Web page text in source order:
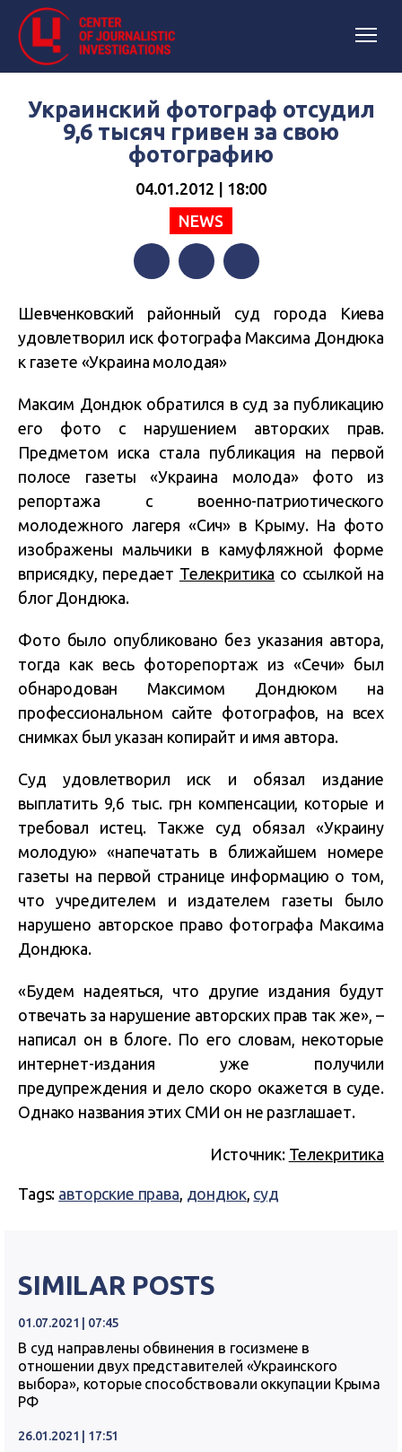
Украинский фотограф отсудил
9,6 тысяч гривен за свою
фотографию
04.01.2012 | 18:00
NEWS
Шевченковский районный суд города Киева
удовлетворил иск фотографа Максима Дондюка
к газете «Украина молодая»
Максим Дондюк обратился в суд за публикацию
его фото с нарушением авторских прав.
Предметом иска стала публикация на первой
полосе газеты «Украина молода» фото из
репортажа с военно-патриотического
молодежного лагеря «Сич» в Крыму. На фото
изображены мальчики в камуфляжной форме
вприсядку, передает Телекритика со ссылкой на
блог Дондюка.
Фото было опубликовано без указания автора,
тогда как весь фоторепортаж из «Сечи» был
обнародован Максимом Дондюком на
профессиональном сайте фотографов, на всех
снимках был указан копирайт и имя автора.
Суд удовлетворил иск и обязал издание
выплатить 9,6 тыс. грн компенсации, которые и
требовал истец. Также суд обязал «Украину
молодую» «напечатать в ближайшем номере
газеты на первой странице информацию о том,
что учредителем и издателем газеты было
нарушено авторское право фотографа Максима
Дондюка.
«Будем надеяться, что другие издания будут
отвечать за нарушение авторских прав так же», –
написал он в блоге. По его словам, некоторые
интернет-издания уже получили
предупреждения и дело скоро окажется в суде.
Однако названия этих СМИ он не разглашает.
Источник: Телекритика
Tags: авторские права, дондюк, суд
SIMILAR POSTS
01.07.2021 | 07:45
В суд направлены обвинения в госизмене в
отношении двух представителей «Украинского
выбора», которые способствовали оккупации Крыма
РФ
26.01.2021 | 17:51